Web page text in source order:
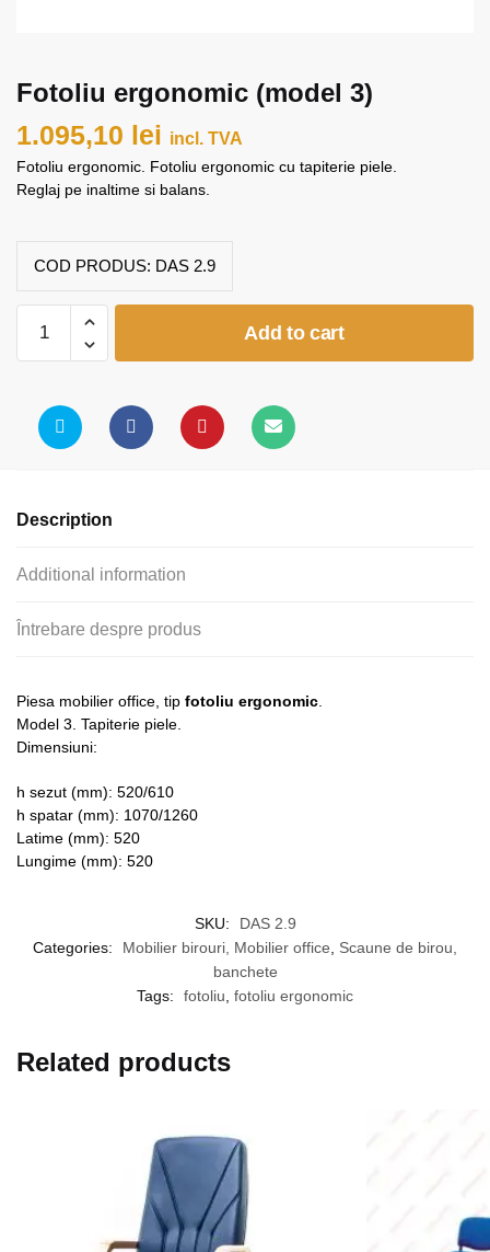
Fotoliu ergonomic (model 3)
1.095,10 lei incl. TVA
Fotoliu ergonomic. Fotoliu ergonomic cu tapiterie piele.
Reglaj pe inaltime si balans.
COD PRODUS: DAS 2.9
ergonomic
quantity
Add to cart
Description
Additional information
Întrebare despre produs
Piesa mobilier office, tip fotoliu ergonomic
Model 3. Tapiterie piele.
Dimensiuni:
h sezut (mm): 520/610
h spatar (mm): 1070/1260
Latime (mm): 520
Lungime (mm): 520
SKU:
DAS 2.9
Categories:
Mobilier birouri, Mobilier office
Scaune de birou,
banchete
Tags:
fotoliu fotoliu ergonomic
Related products